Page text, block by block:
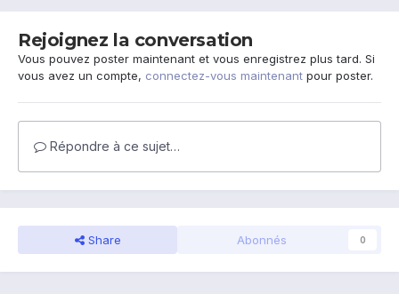
Rejoignez la conversation
Vous pouvez poster maintenant et vous enregistrez plus tard. Si
vous avez un compte, connectez-vous maintenant pour poster.
Répondre à ce sujet…
Share Abonnés 0